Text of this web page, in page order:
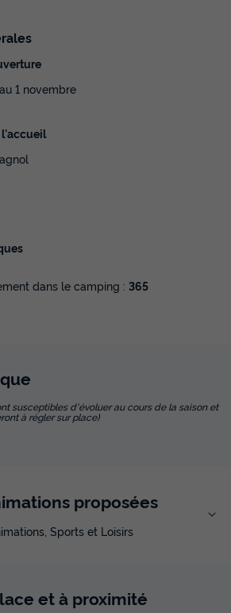
1 novembre
l'accueil
dans le camping : 365
susceptibles d'évoluer au cours de la saison et
à régler sur place)
proposées
Sports et Loisirs
et à proximité